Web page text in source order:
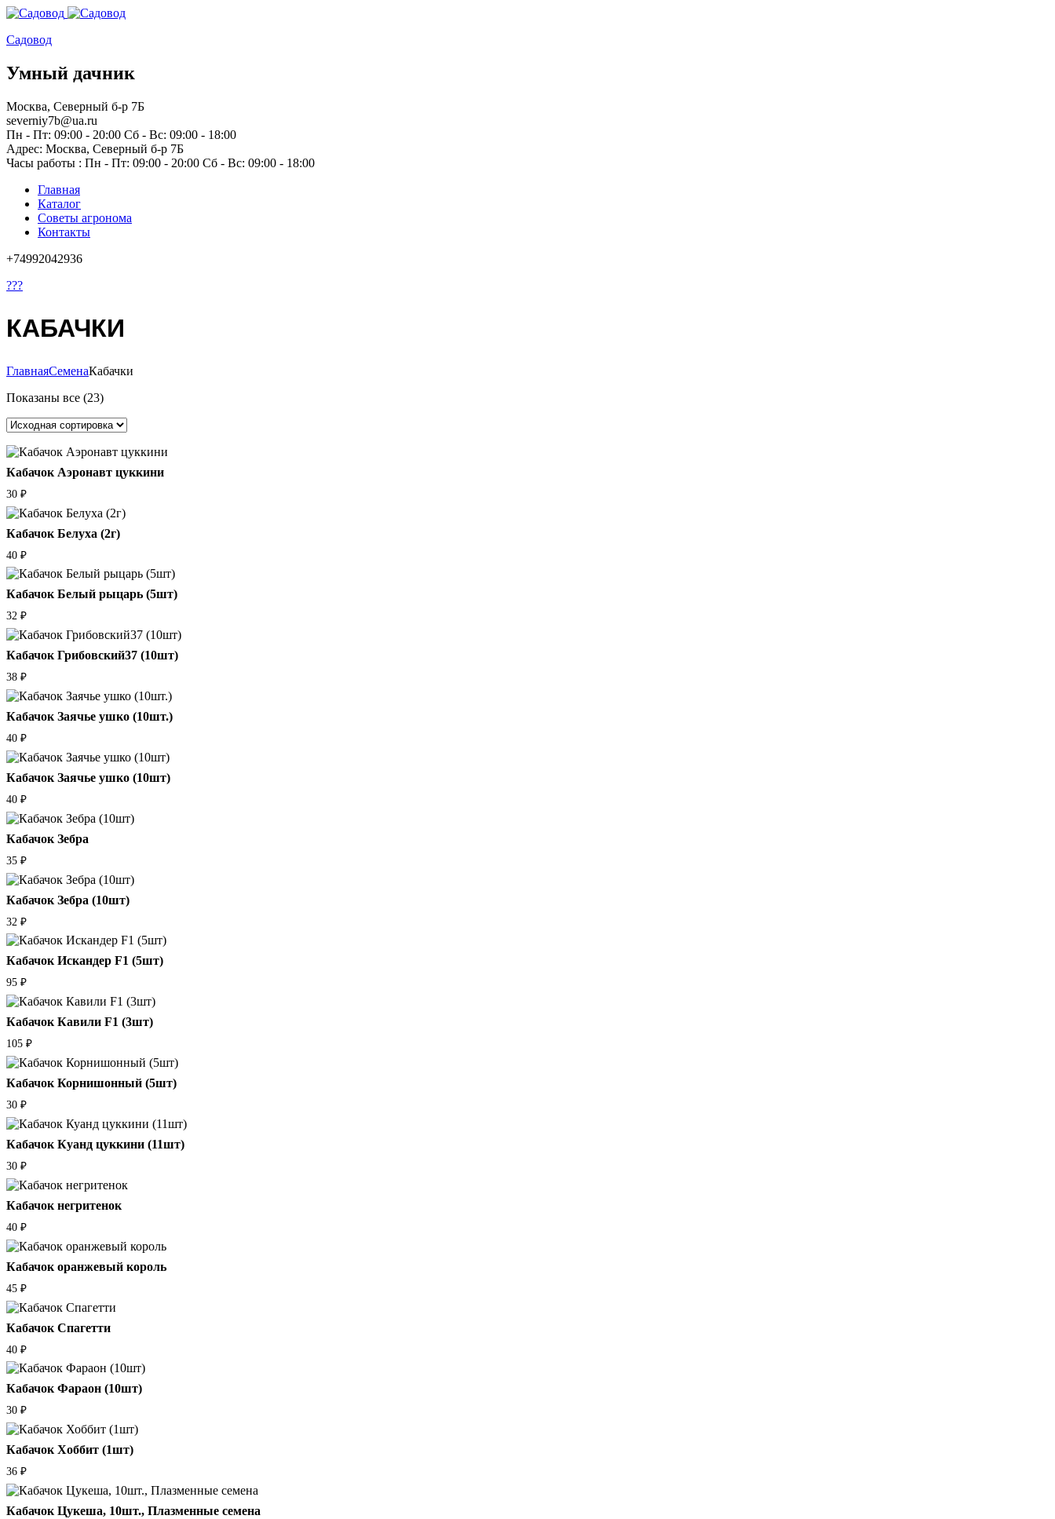
Садовод
Умный дачник
Москва, Северный б-р 7Б
severniy7b@ua.ru
Пн - Пт: 09:00 - 20:00 Сб - Вс: 09:00 - 18:00
Адрес: Москва, Северный б-р 7Б
Часы работы : Пн - Пт: 09:00 - 20:00 Сб - Вс: 09:00 - 18:00
Главная
Каталог
Советы агронома
Контакты
+74992042936
???
КАБАЧКИ
ГлавнаяСеменаКабачки
Показаны все (23)
Кабачок Аэронавт цуккини
30 ₽
Кабачок Белуха (2г)
40 ₽
Кабачок Белый рыцарь (5шт)
32 ₽
Кабачок Грибовский37 (10шт)
38 ₽
Кабачок Заячье ушко (10шт.)
40 ₽
Кабачок Заячье ушко (10шт)
40 ₽
Кабачок Зебра
35 ₽
Кабачок Зебра (10шт)
32 ₽
Кабачок Искандер F1 (5шт)
95 ₽
Кабачок Кавили F1 (3шт)
105 ₽
Кабачок Корнишонный (5шт)
30 ₽
Кабачок Куанд цуккини (11шт)
30 ₽
Кабачок негритенок
40 ₽
Кабачок оранжевый король
45 ₽
Кабачок Спагетти
40 ₽
Кабачок Фараон (10шт)
30 ₽
Кабачок Хоббит (1шт)
36 ₽
Кабачок Цукеша, 10шт., Плазменные семена